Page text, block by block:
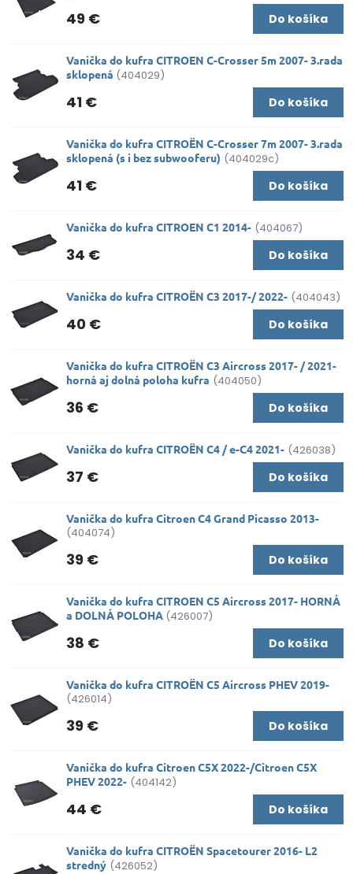
49 € Do košíka
Vanička do kufra CITROEN C-Crosser 5m 2007- 3.rada
sklopená (404029)
41 € Do košíka
Vanička do kufra CITROËN C-Crosser 7m 2007- 3.rada
sklopená (s i bez subwooferu) (404029c)
41 € Do košíka
Vanička do kufra CITROEN C1 2014- (404067)
34 € Do košíka
Vanička do kufra CITROËN C3 2017-/ 2022- (404043)
40 € Do košíka
Vanička do kufra CITROËN C3 Aircross 2017- / 2021-
horná aj dolná poloha kufra (404050)
36 € Do košíka
Vanička do kufra CITROËN C4 / e-C4 2021- (426038)
37 € Do košíka
Vanička do kufra Citroen C4 Grand Picasso 2013-
(404074)
39 € Do košíka
Vanička do kufra CITROEN C5 Aircross 2017- HORNÁ
a DOLNÁ POLOHA (426007)
38 € Do košíka
Vanička do kufra CITROËN C5 Aircross PHEV 2019-
(426014)
39 € Do košíka
Vanička do kufra Citroen C5X 2022-/Citroen C5X
PHEV 2022- (404142)
44 € Do košíka
Vanička do kufra CITROËN Spacetourer 2016- L2
stredný (426052)